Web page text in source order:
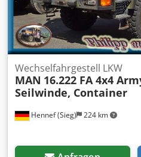
Hennef (Sieg) 224 km
Wechselfahrgestell LKW
MAN 16.222 FA 4x4
Seilwinde, Container